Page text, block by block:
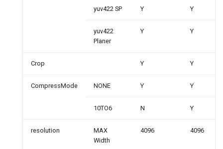
yuv422 SP Y Y
yuv422
Planer
Y Y
Crop Y Y
CompressMode NONE Y Y
10TO6 N Y
resolution
MAX
Width
4096 4096